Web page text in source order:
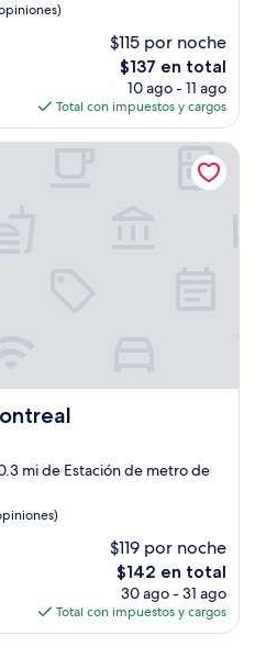
$115 por noche
El
precio
actual
es
de
$137 en total
10 ago - 11 ago
Total con impuestos y cargos
mi de Estación de metro de
$119 por noche
El
precio
actual
es
$142 en total
30 ago - 31 ago
Total con impuestos y cargos